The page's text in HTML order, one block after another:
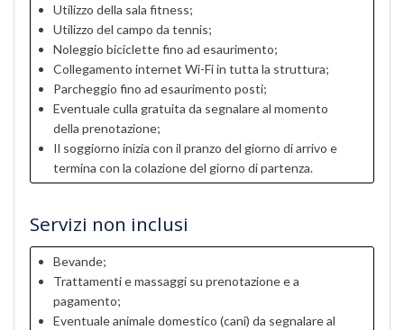
Utilizzo della sala fitness;
Utilizzo del campo da tennis;
Noleggio biciclette fino ad esaurimento;
Collegamento internet Wi-Fi in tutta la struttura;
Parcheggio fino ad esaurimento posti;
Eventuale culla gratuita da segnalare al momento
della prenotazione;
Il soggiorno inizia con il pranzo del giorno di arrivo e
termina con la colazione del giorno di partenza.
Servizi non inclusi
Bevande;
Trattamenti e massaggi su prenotazione e a
pagamento;
Eventuale animale domestico (cani) da segnalare al